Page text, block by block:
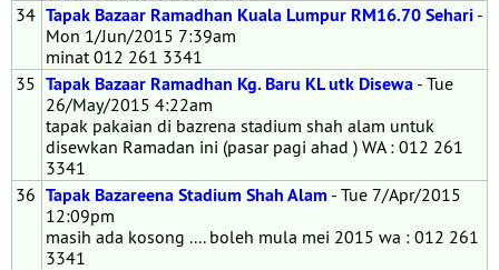
34 Tapak Bazaar Ramadhan Kuala Lumpur RM16.70 Sehari -
Mon 1/Jun/2015 7:39am
minat 012 261 3341
35 Tapak Bazaar Ramadhan Kg. Baru KL utk Disewa - Tue
26/May/2015 4:22am
tapak pakaian di bazrena stadium shah alam untuk
disewkan Ramadan ini (pasar pagi ahad ) WA : 012 261
3341
36 Tapak Bazareena Stadium Shah Alam - Tue 7/Apr/2015
12:09pm
masih ada kosong .... boleh mula mei 2015 wa : 012 261
3341